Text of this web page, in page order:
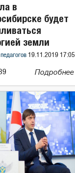
в
будет
земли
педагогов 19.11.2019 17:05
Подробнее